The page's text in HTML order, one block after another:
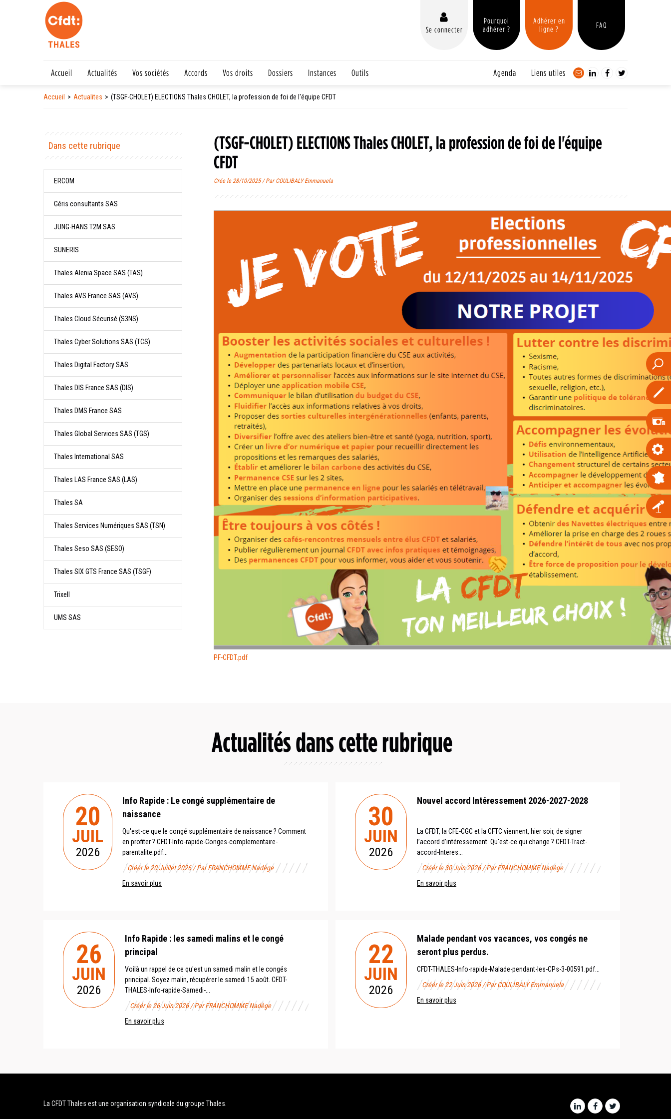
Se connecter
Pourquoi
adhérer ?
Adhérer en
ligne ?
FAQ
Accueil Actualités Vos sociétés Accords Vos droits Dossiers Instances Outils Agenda Liens utiles
Accueil Actualites (TSGF-CHOLET) ELECTIONS Thales CHOLET, la profession de foi de l'équipe CFDT
Dans cette rubrique
ERCOM
Géris consultants SAS
JUNG-­HANS T2M SAS
SUNERIS
Thales Alenia Space SAS (TAS)
Thales AVS France SAS (AVS)
Thales Cloud Sécurisé (S3NS)
Thales Cyber Solutions SAS (TCS)
Thales Digital Factory SAS
Thales DIS France SAS (DIS)
Thales DMS France SAS
Thales Global Services SAS (TGS)
Thales International SAS
Thales LAS France SAS (LAS)
Thales SA
Thales Services Numériques SAS (TSN)
Thales Seso SAS (SESO)
Thales SIX GTS France SAS (TSGF)
Trixell
UMS SAS
(TSGF-CHOLET) ELECTIONS Thales CHOLET, la profession de foi de l'équipe
CFDT
Crée le 28/10/2025 / Par COULIBALY Emmanuela
PF-CFDT.pdf
Actualités dans cette rubrique
20
JUIL
2026
Info Rapide : Le congé supplémentaire de
naissance
Qu'est-ce que le congé supplémentaire de naissance ? Comment
en profiter ? CFDT-Info-rapide-Conges-complementaire-
parentalite.pdf...
Créér le 20 Juillet 2026 / Par FRANCHOMME Nadège
En savoir plus
30
JUIN
2026
Nouvel accord Intéressement 2026-2027-2028
La CFDT, la CFE-CGC et la CFTC viennent, hier soir, de signer
l’accord d’intéressement. Qu'est-ce qui change ? CFDT-Tract-
accord-Interes...
Créér le 30 Juin 2026 / Par FRANCHOMME Nadège
En savoir plus
26
JUIN
2026
Info Rapide : les samedi malins et le congé
principal
Voilà un rappel de ce qu'est un samedi malin et le congés
principal. Soyez malin, récupérer le samedi 15 août. CFDT-
THALES-Info-rapide-Samedi-...
Créér le 26 Juin 2026 / Par FRANCHOMME Nadège
En savoir plus
22
JUIN
2026
Malade pendant vos vacances, vos congés ne
seront plus perdus.
CFDT-THALES-Info-rapide-Malade-pendant-les-CPs-3-00591.pdf...
Créér le 22 Juin 2026 / Par COULIBALY Emmanuela
En savoir plus
La CFDT Thales est une organisation syndicale du groupe Thales.